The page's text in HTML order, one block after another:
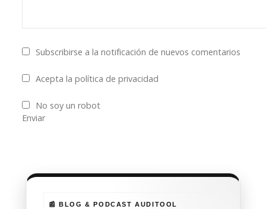
Subscribirse a la notificación de nuevos comentarios
Acepta la política de privacidad
No soy un robot
Enviar
📰 BLOG & PODCAST AUDITOOL